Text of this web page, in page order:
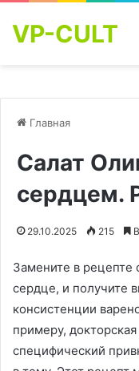
VP-CULT
Главная
Салат
сердцем.
29.10.2025 215
Замените в рецепте
сердце, и получите
консистенции
примеру,
специфический